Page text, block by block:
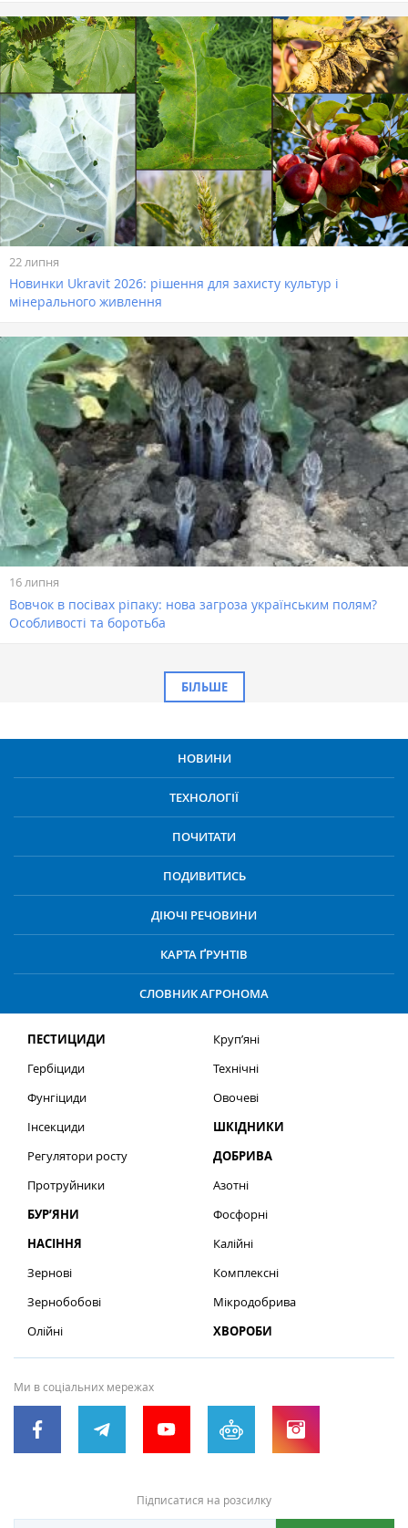
22 липня
Новинки Ukravit 2026: рішення для захисту культур і
мінерального живлення
16 липня
Вовчок в посівах ріпаку: нова загроза українським полям?
Особливості та боротьба
БІЛЬШЕ
НОВИНИ
ТЕХНОЛОГІЇ
ПОЧИТАТИ
ПОДИВИТИСЬ
ДІЮЧІ РЕЧОВИНИ
КАРТА ҐРУНТІВ
СЛОВНИК АГРОНОМА
ПЕСТИЦИДИ
Гербіциди
Фунгіциди
Інсекциди
Регулятори росту
Протруйники
БУР’ЯНИ
НАСІННЯ
Зернові
Зернобобові
Олійні
Круп’яні
Технічні
Овочеві
ШКІДНИКИ
ДОБРИВА
Азотні
Фосфорні
Калійні
Комплексні
Мікродобрива
ХВОРОБИ
Ми в соціальних мережах
Підписатися на розсилку